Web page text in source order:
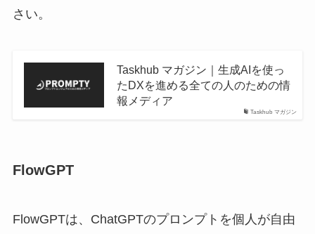
さい。
Taskhub マガジン
Taskhub マガジン｜生成AIを使っ
たDXを進める全ての人のための情
報メディア
FlowGPT
FlowGPTは、ChatGPTのプロンプトを個人が自由